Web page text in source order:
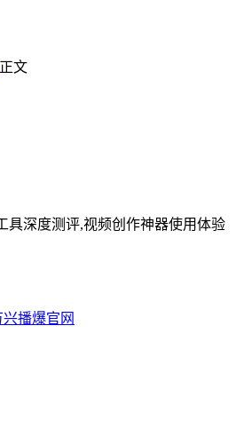
正文
具深度测评,视频创作神器使用体验
兴播爆官网